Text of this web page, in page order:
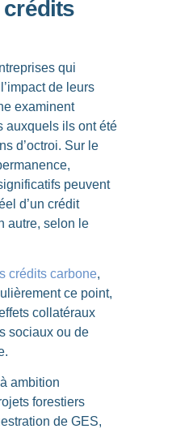
crédits
qui
de leurs
examinent
auxquels ils ont été
d’octroi. Sur le
peuvent
d’un crédit
autre, selon le
crédits carbone,
ce point,
collatéraux
sociaux ou de
ambition
forestiers
de GES,